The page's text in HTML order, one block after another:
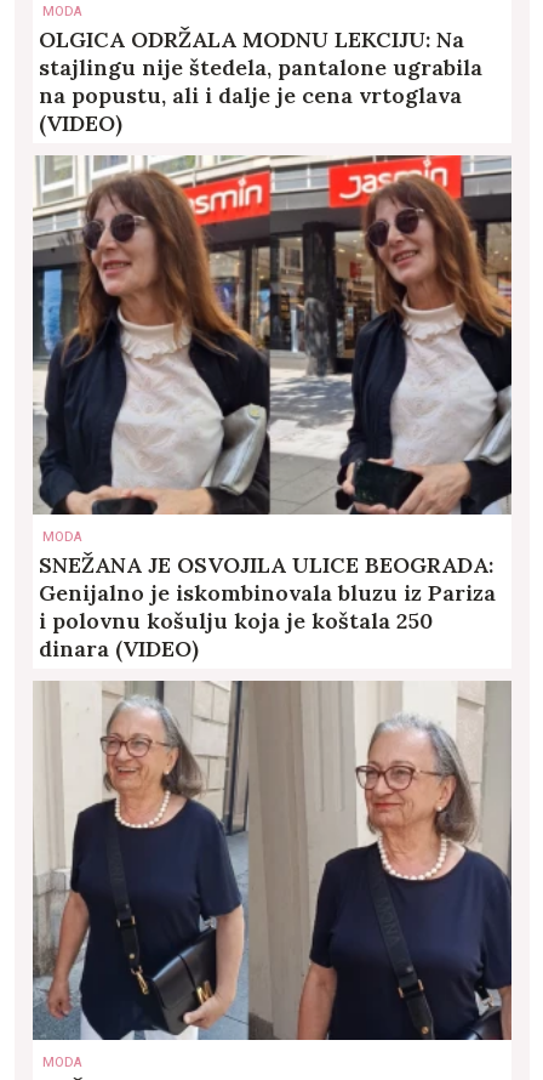
MODA
OLGICA ODRŽALA MODNU LEKCIJU: Na
stajlingu nije štedela, pantalone ugrabila
na popustu, ali i dalje je cena vrtoglava
(VIDEO)
MODA
SNEŽANA JE OSVOJILA ULICE BEOGRADA:
Genijalno je iskombinovala bluzu iz Pariza
i polovnu košulju koja je koštala 250
dinara (VIDEO)
MODA